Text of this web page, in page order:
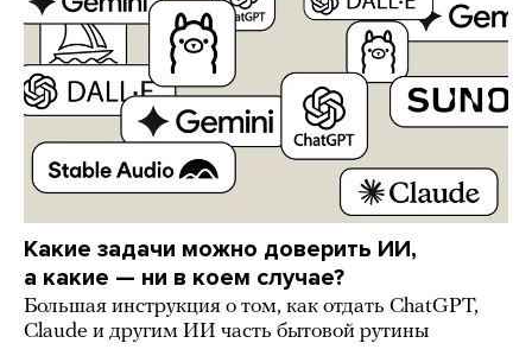
Какие задачи можно доверить ИИ,
а какие — ни в коем случае?
Большая инструкция о том, как отдать ChatGPT,
Claude и другим ИИ часть бытовой рутины